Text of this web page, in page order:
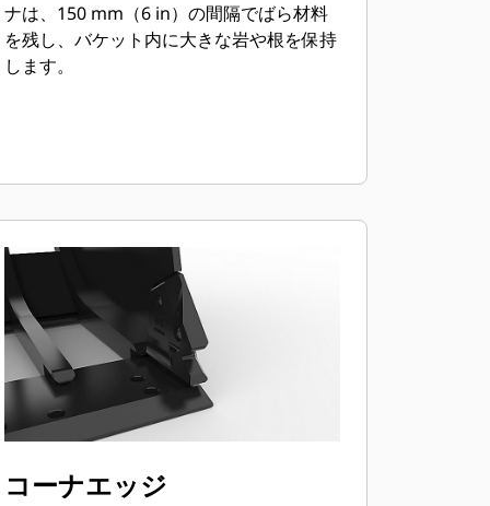
ナは、150 mm（6 in）の間隔でばら材料
を残し、バケット内に大きな岩や根を保持
します。
コーナエッジ